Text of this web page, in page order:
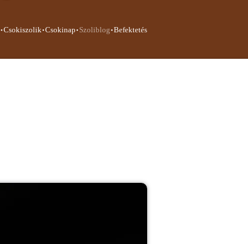
·Csokiszolik·Csokinap· Szoliblog·Befektetés